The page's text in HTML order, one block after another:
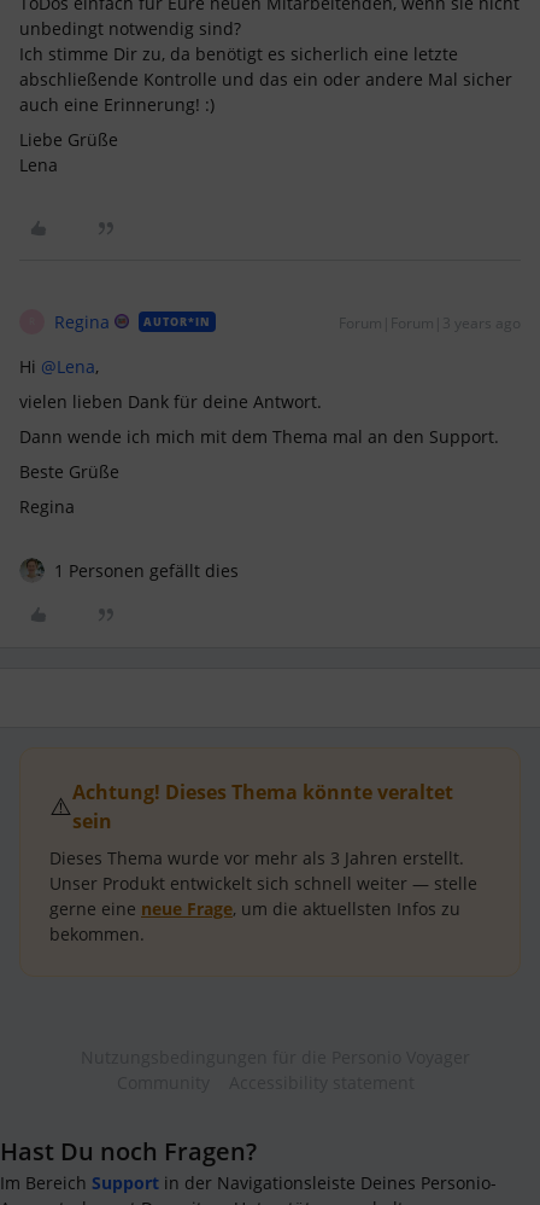
unbedingt notwendig sind?
Ich stimme Dir zu, da benötigt es sicherlich eine letzte
abschließende Kontrolle und das ein oder andere Mal sicher
auch eine Erinnerung! :)
Liebe Grüße
Lena
Regina AUTOR*IN Forum|Forum|3 years ago
Hi @Lena,
vielen lieben Dank für deine Antwort.
Dann wende ich mich mit dem Thema mal an den Support.
Beste Grüße
Regina
1 Personen gefällt dies
⚠️Achtung! Dieses Thema könnte veraltet
sein
Dieses Thema wurde vor mehr als 3 Jahren erstellt.
Unser Produkt entwickelt sich schnell weiter — stelle
gerne eine neue Frage, um die aktuellsten Infos zu
bekommen.
Hast Du noch Fragen?
Im Bereich Support in der Navigationsleiste Deines Personio-